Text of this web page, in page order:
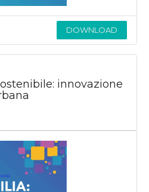
DOWNLOAD
innovazione